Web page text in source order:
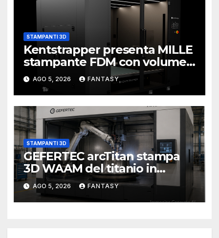
STAMPANTI 3D
Kentstrapper presenta MILLE
stampante FDM con volume
di stampa da un metro cubo
AGO 5, 2026 FANTASY
STAMPANTI 3D
GEFERTEC arcTitan stampa
3D WAAM del titanio in
camera inerte
AGO 5, 2026 FANTASY